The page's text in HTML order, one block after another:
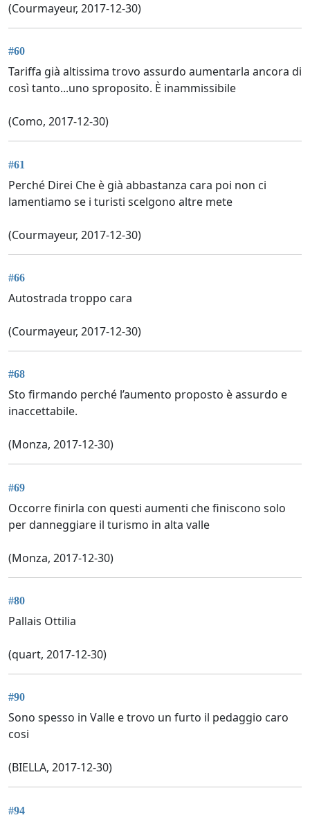
(Courmayeur, 2017-12-30)
#60
Tariffa già altissima trovo assurdo aumentarla ancora di
così tanto...uno sproposito. È inammissibile
(Como, 2017-12-30)
#61
Perché Direi Che è già abbastanza cara poi non ci
lamentiamo se i turisti scelgono altre mete
(Courmayeur, 2017-12-30)
#66
Autostrada troppo cara
(Courmayeur, 2017-12-30)
#68
Sto firmando perché l’aumento proposto è assurdo e
inaccettabile.
(Monza, 2017-12-30)
#69
Occorre finirla con questi aumenti che finiscono solo
per danneggiare il turismo in alta valle
(Monza, 2017-12-30)
#80
Pallais Ottilia
(quart, 2017-12-30)
#90
Sono spesso in Valle e trovo un furto il pedaggio caro
cosi
(BIELLA, 2017-12-30)
#94